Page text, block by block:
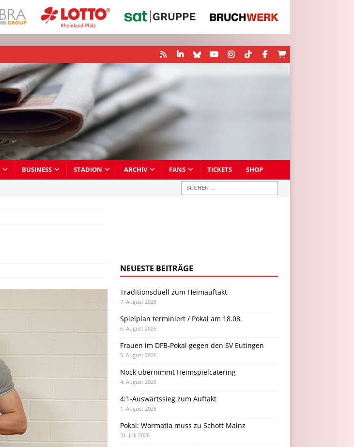
BUSINESS STADION ARCHIV FANS TICKETS SHOP
NEUESTE BEITRÄGE
Traditionsduell zum Heimauftakt
7. August 2026
Spielplan terminiert / Pokal am 18.08.
6. August 2026
Frauen im DFB-Pokal gegen den SV Eutingen
5. August 2026
Nock übernimmt Heimspielcatering
4. August 2026
4:1-Auswärtssieg zum Auftakt
1. August 2026
Pokal: Wormatia muss zu Schott Mainz
31. Juli 2026